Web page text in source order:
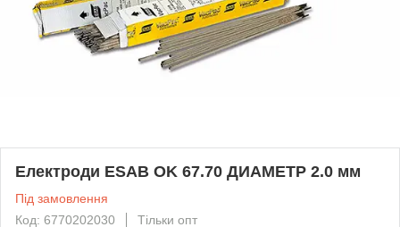
Електроди ESAB OK 67.70 ДИАМЕТР 2.0 мм
Під замовлення
Код: 6770202030
Тільки опт